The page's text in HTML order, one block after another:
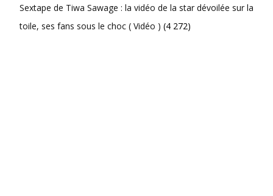
Sextape de Tiwa Sawage : la vidéo de la star dévoilée sur la
toile, ses fans sous le choc ( Vidéo ) (4 272)